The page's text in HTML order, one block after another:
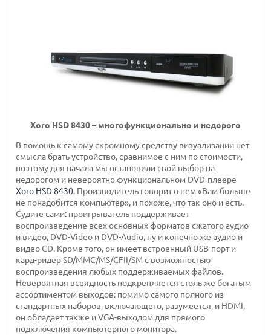
Xoro HSD 8430 – многофункционально и недорого
В помощь к самому скромному средству визуализации нет
смысла брать устройство, сравнимое с ним по стоимости,
поэтому для начала мы остановили свой выбор на
недорогом и невероятно функциональном DVD-плеере
Xoro HSD 8430. Производитель говорит о нем «Вам больше
не понадобится компьютер», и похоже, что так оно и есть.
Судите сами: проигрыватель поддерживает
воспроизведение всех основных форматов сжатого аудио
и видео, DVD-Video и DVD-Audio, ну и конечно же аудио и
видео CD. Кроме того, он имеет встроенный USB-порт и
кард-ридер SD/MMC/MS/CFII/SM с возможностью
воспроизведения любых поддерживаемых файлов.
Невероятная всеядность подкрепляется столь же богатым
ассортиментом выходов: помимо самого полного из
стандартных наборов, включающего, разумеется, и HDMI,
он обладает также и VGA-выходом для прямого
подключения компьютерного монитора.